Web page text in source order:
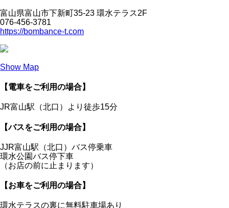
富山県富山市下新町35-23 環水テラス2F
076-456-3781
https://bombance-t.com
Show Map
【電車をご利用の場合】
JR富山駅（北口）より徒歩15分
【バスをご利用の場合】
JJR富山駅（北口）バス停乗車
環水公園バス停下車
（お店の前に止まります）
【お車をご利用の場合】
環水テラスの裏に無料駐車場あり